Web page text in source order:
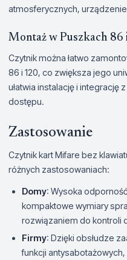
atmosferycznych,
Montaż w Puszkach 86
Czytnik można łatwo
86 i 120, co zwiększa jego
ułatwia instalację i integrację
dostępu.
Zastosowanie
Czytnik kart Mifare bez
różnych zastosowaniach:
Domy: Wysoka
kompaktowe wymiary
rozwiązaniem do kontroli
Firmy: Dzięki obsłudze
funkcji